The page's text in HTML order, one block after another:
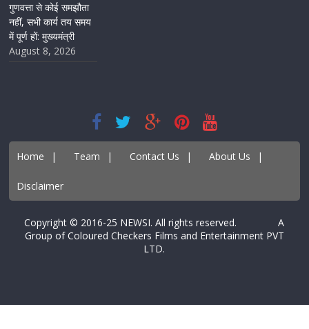
गुणवत्ता से कोई समझौता
नहीं, सभी कार्य तय समय
में पूर्ण हों: मुख्यमंत्री
August 8, 2026
Home | Team | Contact Us | About Us |
Disclaimer
Copyright © 2016-25 NEWSI. All rights reserved. A
Group of Coloured Checkers Films and Entertainment PVT
LTD.